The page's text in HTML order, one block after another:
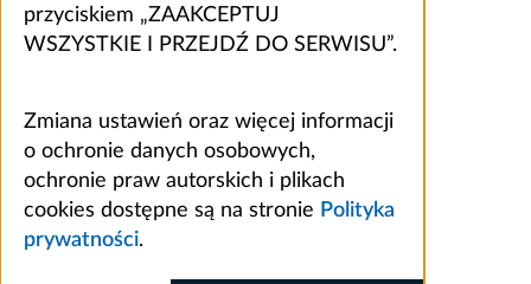
przyciskiem „ZAAKCEPTUJ
WSZYSTKIE I PRZEJDŹ DO SERWISU”.
Zmiana ustawień oraz więcej informacji
o ochronie danych osobowych,
ochronie praw autorskich i plikach
cookies dostępne są na stronie Polityka
prywatności.